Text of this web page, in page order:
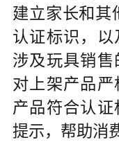
建立家长和其
认证标识，以
涉及玩具销
对上架产品
产品符合认
提示，帮助消